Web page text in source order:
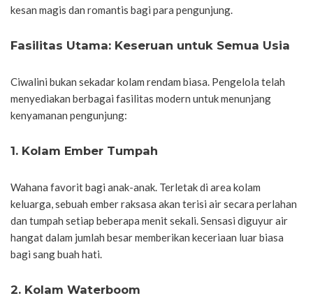
kesan magis dan romantis bagi para pengunjung.
Fasilitas Utama: Keseruan untuk Semua Usia
Ciwalini bukan sekadar kolam rendam biasa. Pengelola telah
menyediakan berbagai fasilitas modern untuk menunjang
kenyamanan pengunjung:
1. Kolam Ember Tumpah
Wahana favorit bagi anak-anak. Terletak di area kolam
keluarga, sebuah ember raksasa akan terisi air secara perlahan
dan tumpah setiap beberapa menit sekali. Sensasi diguyur air
hangat dalam jumlah besar memberikan keceriaan luar biasa
bagi sang buah hati.
2. Kolam Waterboom